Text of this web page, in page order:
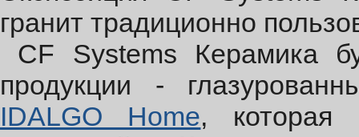
гранит традиционно
CF Systems Керамика
продукции -
IDALGO Home, которая